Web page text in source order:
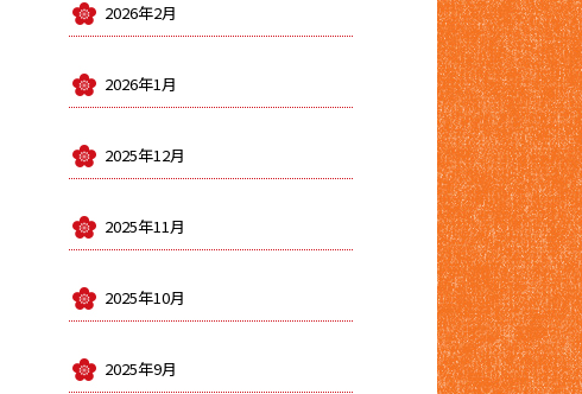
2026年2月
2026年1月
2025年12月
2025年11月
2025年10月
2025年9月